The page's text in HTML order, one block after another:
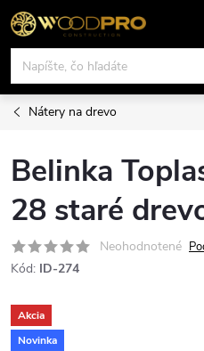
Prejsť
na
obsah
Nátery na drevo
Belinka
28 staré
Neohodnotené
Kód: ID-274
Akcia
Novinka